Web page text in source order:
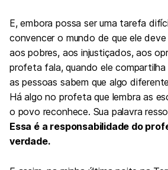
E, embora possa ser uma tarefa
convencer o mundo de que ele
aos pobres, aos injustiçados, aos
profeta fala, quando ele compartilha
as pessoas sabem que algo
Há algo no profeta que lembra as
o povo reconhece. Sua palavra
Essa é a responsabilidade do
verdade.